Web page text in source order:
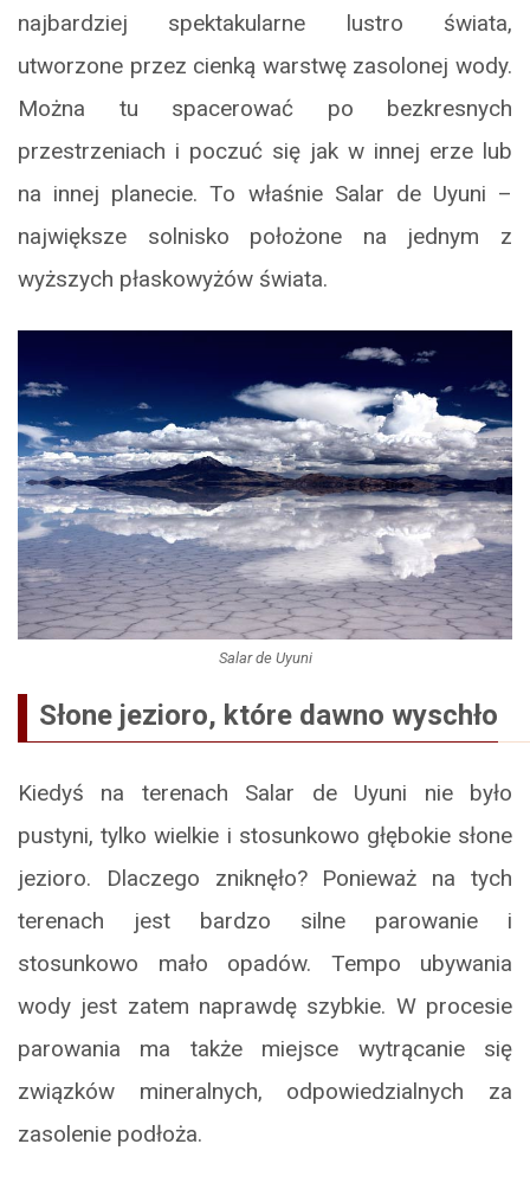
najbardziej spektakularne lustro świata,
utworzone przez cienką warstwę zasolonej wody.
Można tu spacerować po bezkresnych
przestrzeniach i poczuć się jak w innej erze lub
na innej planecie. To właśnie Salar de Uyuni –
największe solnisko położone na jednym z
wyższych płaskowyżów świata.
Salar de Uyuni
Słone jezioro, które dawno wyschło
Kiedyś na terenach Salar de Uyuni nie było
pustyni, tylko wielkie i stosunkowo głębokie słone
jezioro. Dlaczego zniknęło? Ponieważ na tych
terenach jest bardzo silne parowanie i
stosunkowo mało opadów. Tempo ubywania
wody jest zatem naprawdę szybkie. W procesie
parowania ma także miejsce wytrącanie się
związków mineralnych, odpowiedzialnych za
zasolenie podłoża.